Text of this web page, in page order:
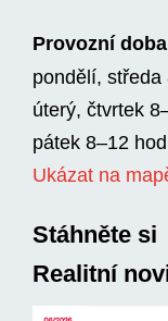
Provozní
pondělí, středa
úterý, čtvrtek
pátek 8–12
Ukázat na
Stáhněte si
Realitní